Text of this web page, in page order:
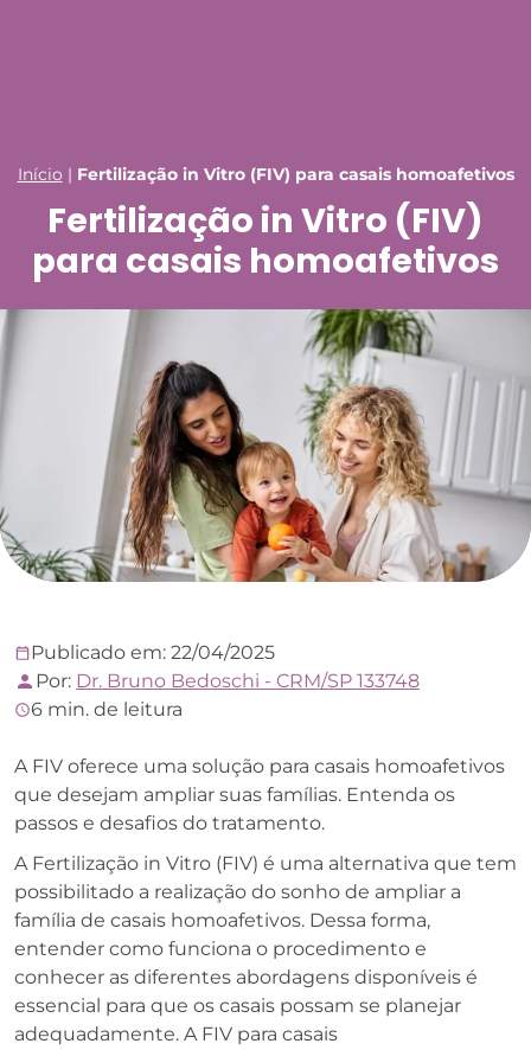
Início | Fertilização in Vitro (FIV) para casais homoafetivos
Fertilização in Vitro (FIV)
para casais homoafetivos
Publicado em: 22/04/2025
Por: Dr. Bruno Bedoschi - CRM/SP 133748
6 min. de leitura
A FIV oferece uma solução para casais homoafetivos
que desejam ampliar suas famílias. Entenda os
passos e desafios do tratamento.
A Fertilização in Vitro (FIV) é uma alternativa que tem
possibilitado a realização do sonho de ampliar a
família de casais homoafetivos. Dessa forma,
entender como funciona o procedimento e
conhecer as diferentes abordagens disponíveis é
essencial para que os casais possam se planejar
adequadamente. A FIV para casais